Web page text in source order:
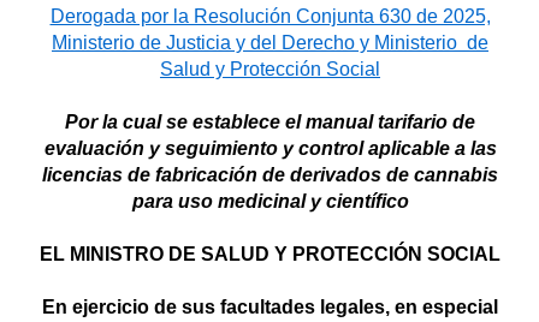
Derogada por la Resolución Conjunta 630 de 2025,
Ministerio de Justicia y del Derecho y Ministerio de
Salud y Protección Social
Por la cual se establece el manual tarifario de
evaluación y seguimiento y control aplicable a las
licencias de fabricación de derivados de cannabis
para uso medicinal y científico
EL MINISTRO DE SALUD Y PROTECCIÓN SOCIAL
En ejercicio de sus facultades legales, en especial